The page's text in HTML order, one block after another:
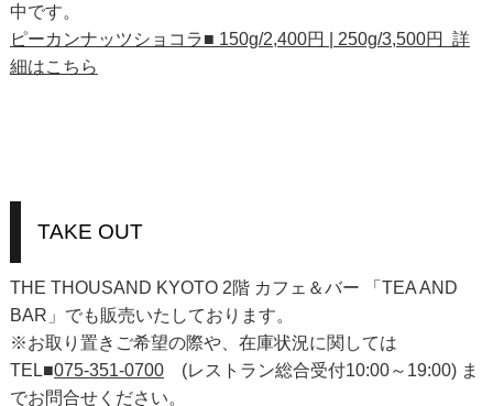
中です。
ピーカンナッツショコラ■ 150g/2,400円 | 250g/3,500円 詳
細はこちら
TAKE OUT
THE THOUSAND KYOTO 2階 カフェ＆バー 「TEA AND
BAR」でも販売いたしております。
※お取り置きご希望の際や、在庫状況に関しては
TEL■075-351-0700(レストラン総合受付10:00～19:00) ま
でお問合せください。